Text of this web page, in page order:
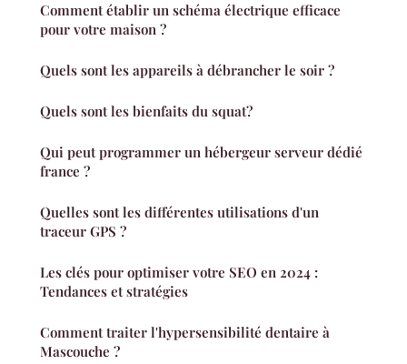
Comment établir un schéma électrique efficace
pour votre maison ?
Quels sont les appareils à débrancher le soir ?
Quels sont les bienfaits du squat?
Qui peut programmer un hébergeur serveur dédié
france ?
Quelles sont les différentes utilisations d'un
traceur GPS ?
Les clés pour optimiser votre SEO en 2024 :
Tendances et stratégies
Comment traiter l'hypersensibilité dentaire à
Mascouche ?